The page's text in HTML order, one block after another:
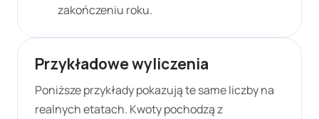
zakończeniu roku.
Przykładowe wyliczenia
Poniższe przykłady pokazują te same liczby na
realnych etatach. Kwoty pochodzą z